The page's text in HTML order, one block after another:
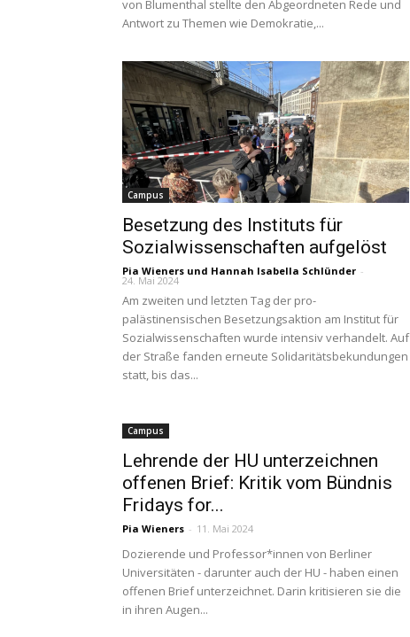
von Blumenthal stellte den Abgeordneten Rede und
Antwort zu Themen wie Demokratie,...
Campus
Besetzung des Instituts für
Sozialwissenschaften aufgelöst
Pia Wieners und Hannah Isabella Schlünder -
24. Mai 2024
Am zweiten und letzten Tag der pro-
palästinensischen Besetzungsaktion am Institut für
Sozialwissenschaften wurde intensiv verhandelt. Auf
der Straße fanden erneute Solidaritätsbekundungen
statt, bis das...
Campus
Lehrende der HU unterzeichnen
offenen Brief: Kritik vom Bündnis
Fridays for...
Pia Wieners - 11. Mai 2024
Dozierende und Professor*innen von Berliner
Universitäten - darunter auch der HU - haben einen
offenen Brief unterzeichnet. Darin kritisieren sie die
in ihren Augen...